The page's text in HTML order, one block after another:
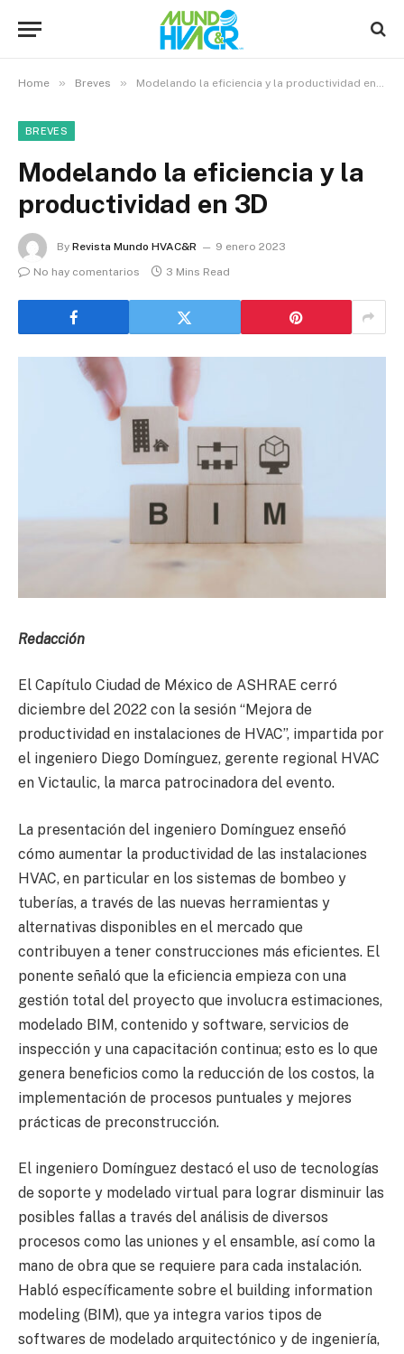
Home » Breves » Modelando la eficiencia y la productividad en 3D
BREVES
Modelando la eficiencia y la
productividad en 3D
By Revista Mundo HVAC&R
9 enero 2023
No hay comentarios
3 Mins Read
Redacción
El Capítulo Ciudad de México de ASHRAE cerró
diciembre del 2022 con la sesión “Mejora de
productividad en instalaciones de HVAC”, impartida por
el ingeniero Diego Domínguez, gerente regional HVAC
en Victaulic, la marca patrocinadora del evento.
La presentación del ingeniero Domínguez enseñó
cómo aumentar la productividad de las instalaciones
HVAC, en particular en los sistemas de bombeo y
tuberías, a través de las nuevas herramientas y
alternativas disponibles en el mercado que
contribuyen a tener construcciones más eficientes. El
ponente señaló que la eficiencia empieza con una
gestión total del proyecto que involucra estimaciones,
modelado BIM, contenido y software, servicios de
inspección y una capacitación continua; esto es lo que
genera beneficios como la reducción de los costos, la
implementación de procesos puntuales y mejores
prácticas de preconstrucción.
El ingeniero Domínguez destacó el uso de tecnologías
de soporte y modelado virtual para lograr disminuir las
posibles fallas a través del análisis de diversos
procesos como las uniones y el ensamble, así como la
mano de obra que se requiere para cada instalación.
Habló específicamente sobre el building information
modeling (BIM), que ya integra varios tipos de
softwares de modelado arquitectónico y de ingeniería,